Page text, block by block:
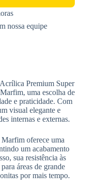
nossa equipe
Premium Super
uma escolha de
e praticidade. Com
visual elegante e
internas e externas.
oferece uma
um acabamento
sua resistência às
áreas de grande
por mais tempo.